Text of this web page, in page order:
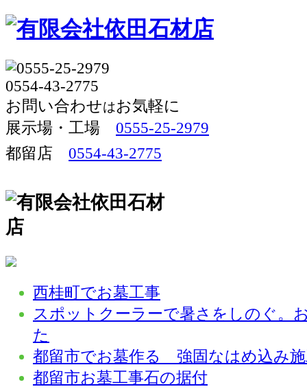
お問い合わせはお気軽に
展示場・工場  0555-25-2979
都留店 0554-43-2775
西桂町でお墓工事
スポットクーラーで暑さをしのぐ。
た
都留市でお墓作る 強固なはめ込み
都留市お墓工事石の据付